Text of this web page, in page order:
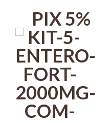
Veterinário.PIX 5%